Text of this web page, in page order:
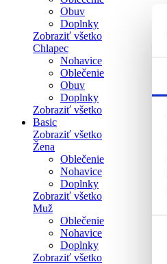
Obuv
Doplnky
Zobraziť všetko
Chlapec
Nohavice
Oblečenie
Obuv
Doplnky
Zobraziť všetko
Basic
Zobraziť všetko
Žena
Oblečenie
Nohavice
Doplnky
Zobraziť všetko
Muž
Oblečenie
Nohavice
Doplnky
Zobraziť všetko